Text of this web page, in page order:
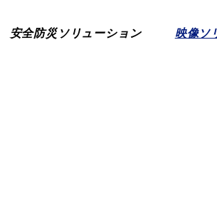
安全防災ソリューション 映像ソ